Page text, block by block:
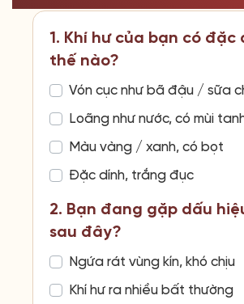
1. Khí hư của bạn có đặc
thế nào?
Vón cục như bã đậu / sữa
Loãng như nước, có mùi
Màu vàng / xanh, có bọt
Đặc dính, trắng đục
2. Bạn đang gặp dấu
sau đây?
Ngứa rát vùng kín, khó chịu
Khí hư ra nhiều bất thường